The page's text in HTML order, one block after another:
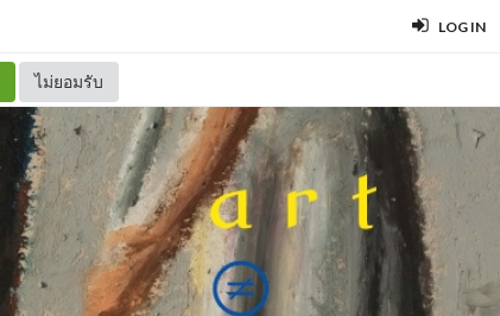
LOG IN
ไม่ยอมรับ